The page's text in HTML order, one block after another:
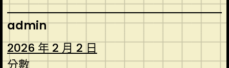
admin
2026 年 2 月 2 日
分數